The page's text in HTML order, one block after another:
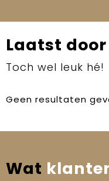
Laatst
Toch wel leuk hé!
Geen resultaten
Wat